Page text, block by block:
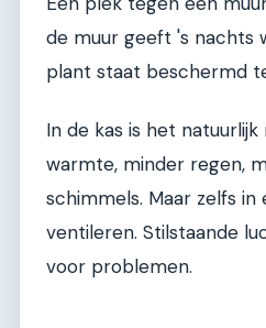
de muur geeft 's nachts
plant staat beschermd
In de kas is het
warmte, minder regen,
schimmels. Maar zelfs
ventileren. Stilstaande
voor problemen.